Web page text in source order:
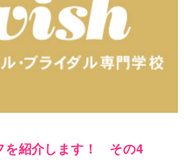
を紹介します！ その4